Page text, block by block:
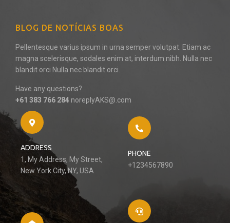
BLOG DE NOTÍCIAS BOAS
Pellentesque varius ipsum in urna semper volutpat. Etiam ac
magna scelerisque, sodales enim at, interdum nibh. Nulla nec
blandit orci Nulla nec blandit orci.
Have any questions?
+61 383 766 284 noreplyAKS@.com
ADDRESS
1, My Address, My Street,
New York City, NY, USA
PHONE
+1234567890